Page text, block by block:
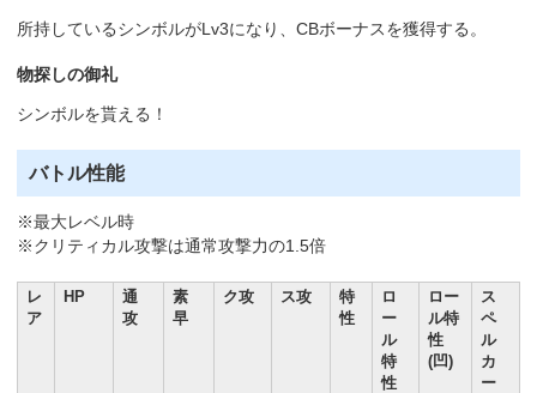
所持しているシンボルがLv3になり、CBボーナスを獲得する。
物探しの御礼
シンボルを貰える！
バトル性能
※最大レベル時
※クリティカル攻撃は通常攻撃力の1.5倍
レ
ア
HP
通
攻
素
早
ク攻 ス攻
特
性
ロ
ー
ル
特
性
ロー
ル特
性
(凹)
ス
ペ
ル
カ
ー